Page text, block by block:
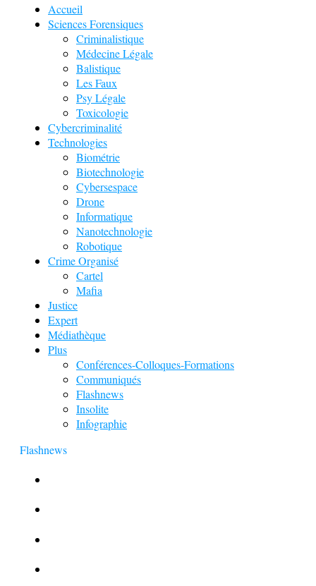
Accueil
Sciences Forensiques
Criminalistique
Médecine Légale
Balistique
Les Faux
Psy Légale
Toxicologie
Cybercriminalité
Technologies
Biométrie
Biotechnologie
Cybersespace
Drone
Informatique
Nanotechnologie
Robotique
Crime Organisé
Cartel
Mafia
Justice
Expert
Médiathèque
Plus
Conférences-Colloques-Formations
Communiqués
Flashnews
Insolite
Infographie
Flashnews